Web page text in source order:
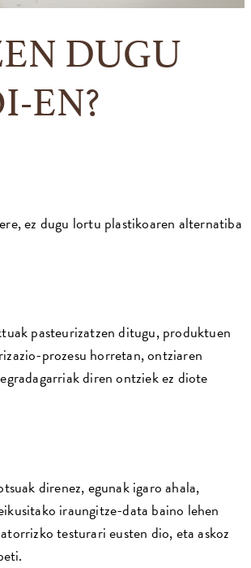
DUGU
EN?
ez dugu lortu plastikoaren alternatiba
pasteurizatzen ditugu, produktuen
prozesu horretan, ontziaren
diren ontziek ez diote
direnez, egunak igaro ahala,
iraungitze-data baino lehen
testurari eusten dio, eta askoz